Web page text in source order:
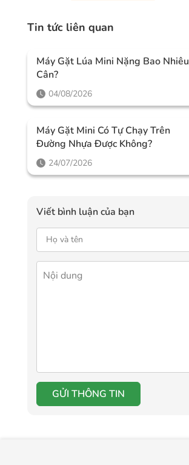
Tin tức liên quan
Máy Gặt Lúa Mini Nặng Bao Nhiêu
Cân?
04/08/2026
Máy Gặt Mini Có Tự Chạy Trên
Đường Nhựa Được Không?
24/07/2026
Viết bình luận của bạn
GỬI THÔNG TIN